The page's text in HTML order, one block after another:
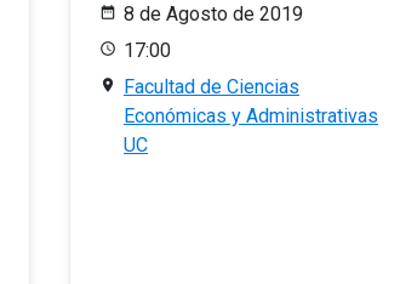
8 de Agosto de 2019
17:00
Facultad de Ciencias
Económicas y Administrativas
UC